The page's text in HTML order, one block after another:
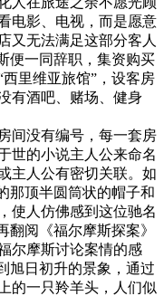
电影、电视，而是愿意
又无法满足这部分客人
便一同辞职，集资购买
里维亚旅馆”，设客房
有酒吧、赌场、健身
间没有编号，每一套房
世的小说主人公来命名
主人公有密切关联。如
那顶半圆筒状的帽子和
使人仿佛感到这位驰名
翻阅《福尔摩斯探案》
尔摩斯讨论案情的感
旭日初升的景象，通过
的一只羚羊头，人们似